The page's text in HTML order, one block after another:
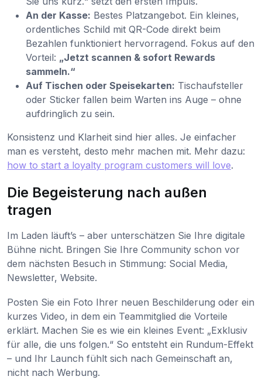
An der Kasse: Bestes Platzangebot. Ein kleines,
ordentliches Schild mit QR-Code direkt beim
Bezahlen funktioniert hervorragend. Fokus auf den
Vorteil: „Jetzt scannen & sofort Rewards
sammeln.“
Auf Tischen oder Speisekarten: Tischaufsteller
oder Sticker fallen beim Warten ins Auge – ohne
aufdringlich zu sein.
Konsistenz und Klarheit sind hier alles. Je einfacher
man es versteht, desto mehr machen mit. Mehr dazu:
how to start a loyalty program customers will love.
Die Begeisterung nach außen
tragen
Im Laden läuft’s – aber unterschätzen Sie Ihre digitale
Bühne nicht. Bringen Sie Ihre Community schon vor
dem nächsten Besuch in Stimmung: Social Media,
Newsletter, Website.
Posten Sie ein Foto Ihrer neuen Beschilderung oder ein
kurzes Video, in dem ein Teammitglied die Vorteile
erklärt. Machen Sie es wie ein kleines Event: „Exklusiv
für alle, die uns folgen.“ So entsteht ein Rundum-Effekt
– und Ihr Launch fühlt sich nach Gemeinschaft an,
nicht nach Werbung.